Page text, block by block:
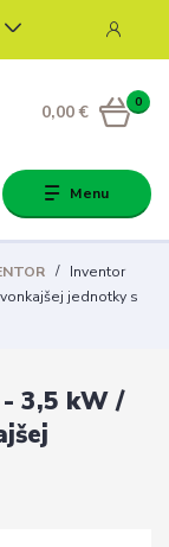
Menu
0
0,00 €
Inventor
jednotky s
3,5 kW /